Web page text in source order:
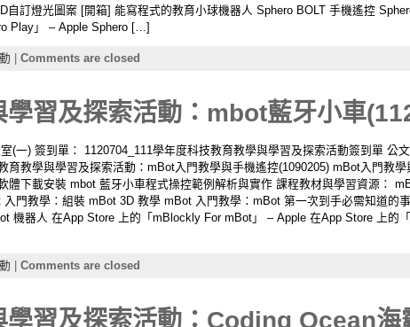
自訂燈光圖案 [開箱] 能寫程式的教育小球機器人 Sphero BOLT 手機遙控
Play」 – Apple Sphero […]
Comments are closed
習及探索活動：mbot藍牙小車
(一) 簽到單： 1120704_111學年度科技教育教學與學習及探索活動簽到單 公文
育教學與學習及探索活動：mBot入門教學與手機遙控(1090205) mBot入門教
下載安裝 mbot 藍牙小車程式操控範例解析與實作 課程教材與學習資源：
門教學：組裝 mBot 3D 教學 mBot 入門教學：mBot 第一次到手必需知道的
機器人 在App Store 上的「mBlockly For mBot」 – Apple 在App Store 上的
| Comments are closed
習及探索活動：Coding Ocean海